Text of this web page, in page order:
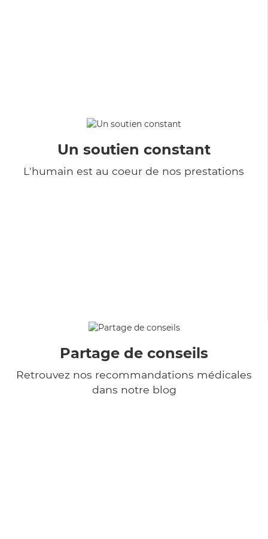
Un soutien constant
L'humain est au coeur de nos prestations
Partage de conseils
Retrouvez nos recommandations médicales
dans notre blog